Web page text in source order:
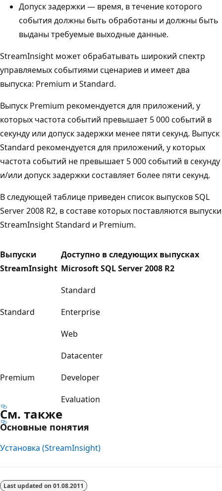
Допуск задержки — время, в течение которого
события должны быть обработаны и должны быть
выданы требуемые выходные данные.
StreamInsight может обрабатывать широкий спектр
управляемых событиями сценариев и имеет два
выпуска: Premium и Standard.
Выпуск Premium рекомендуется для приложений, у
которых частота событий превышает 5 000 событий в
секунду или допуск задержки менее пяти секунд. Выпуск
Standard рекомендуется для приложений, у которых
частота событий не превышает 5 000 событий в секунду
и/или допуск задержки составляет более пяти секунд.
В следующей таблице приведен список выпусков SQL
Server 2008 R2, в составе которых поставляются выпуски
StreamInsight Standard и Premium.
Выпуски
StreamInsight
Доступно в следующих выпусках
Microsoft SQL Server 2008 R2
Standard
Standard
Enterprise
Web
Premium
Datacenter
Developer
Evaluation
См. также
Основные понятия
Установка (StreamInsight)
выключен
Last updated on 01.08.2011